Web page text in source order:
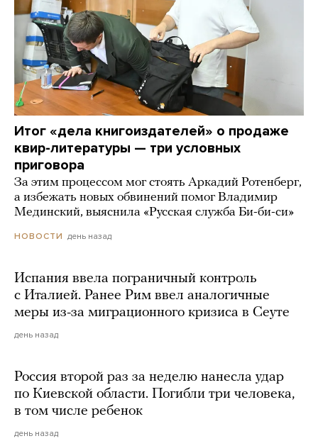
Итог «дела книгоиздателей» о продаже
квир-литературы — три условных
приговора
За этим процессом мог стоять Аркадий Ротенберг,
а избежать новых обвинений помог Владимир
Мединский, выяснила «Русская служба Би-би-си»
НОВОСТИ день назад
Испания ввела пограничный контроль
с Италией. Ранее Рим ввел аналогичные
меры из-за миграционного кризиса в Сеуте
день назад
Россия второй раз за неделю нанесла удар
по Киевской области. Погибли три человека,
в том числе ребенок
день назад